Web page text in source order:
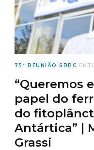
75ª REUNIÃO SBPC
“Queremos
papel do
do
Antártica” |
Grassi